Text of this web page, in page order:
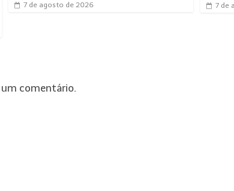
7 de agosto de 2026 7 de
comentário.